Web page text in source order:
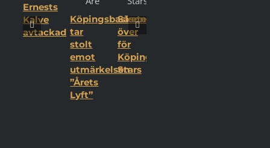
Ernests
Kalve
avtackad
Köpingsbasketen
tar
stolt
emot
utmärkelsen
”Årets
Lyft”
Säsongen
över
för
Köping
Stars